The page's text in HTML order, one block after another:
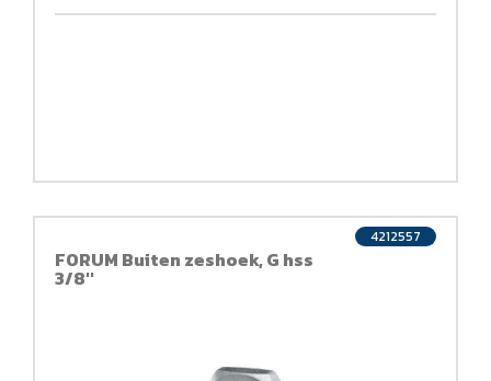
FORUM Buiten zeshoek, G hss
3/8''
4212557